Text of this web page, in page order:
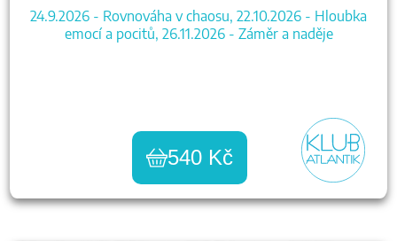
24.9.2026 - Rovnováha v chaosu, 22.10.2026 - Hloubka
emocí a pocitů, 26.11.2026 - Záměr a naděje
540 Kč